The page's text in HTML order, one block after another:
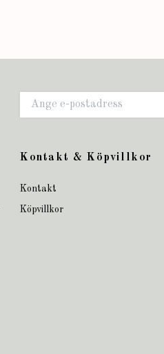
Kontakt & Köpvillkor
Kontakt
Köpvillkor